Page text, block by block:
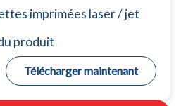
imprimées laser / jet
produit
Télécharger maintenant